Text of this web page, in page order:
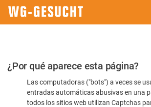
Por
favor,
confirme
¿Por qué aparece esta página?
Las computadoras ("bots") a veces se
entradas automáticas abusivas en una
todos los sitios web utilizan Captchas